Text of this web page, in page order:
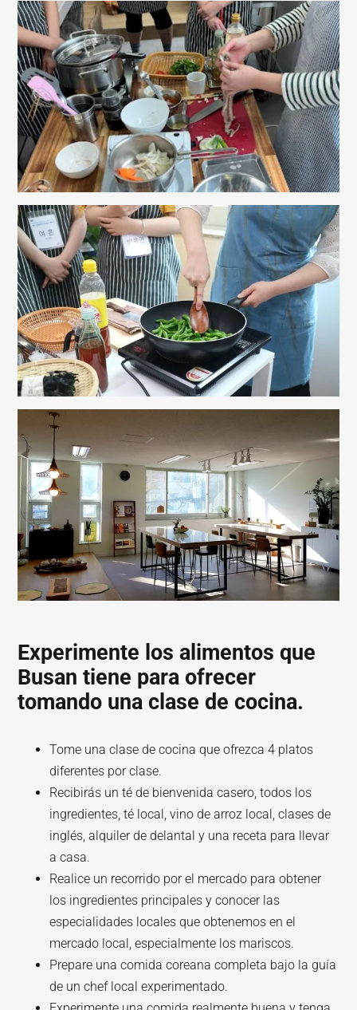
Experimente los alimentos que
Busan tiene para ofrecer
tomando una clase de cocina.
Tome una clase de cocina que ofrezca 4 platos
diferentes por clase.
Recibirás un té de bienvenida casero, todos los
ingredientes, té local, vino de arroz local, clases de
inglés, alquiler de delantal y una receta para llevar
a casa.
Realice un recorrido por el mercado para obtener
los ingredientes principales y conocer las
especialidades locales que obtenemos en el
mercado local, especialmente los mariscos.
Prepare una comida coreana completa bajo la guía
de un chef local experimentado.